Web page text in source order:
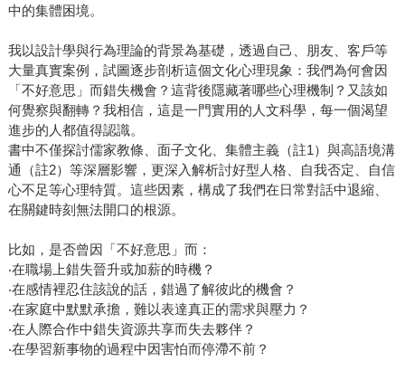
中的集體困境。
我以設計學與行為理論的背景為基礎，透過自己、朋友、客戶等
大量真實案例，試圖逐步剖析這個文化心理現象：我們為何會因
「不好意思」而錯失機會？這背後隱藏著哪些心理機制？又該如
何覺察與翻轉？我相信，這是一門實用的人文科學，每一個渴望
進步的人都值得認識。
書中不僅探討儒家教條、面子文化、集體主義（註1）與高語境溝
通（註2）等深層影響，更深入解析討好型人格、自我否定、自信
心不足等心理特質。這些因素，構成了我們在日常對話中退縮、
在關鍵時刻無法開口的根源。
比如，是否曾因「不好意思」而：
‧在職場上錯失晉升或加薪的時機？
‧在感情裡忍住該說的話，錯過了解彼此的機會？
‧在家庭中默默承擔，難以表達真正的需求與壓力？
‧在人際合作中錯失資源共享而失去夥伴？
‧在學習新事物的過程中因害怕而停滯不前？